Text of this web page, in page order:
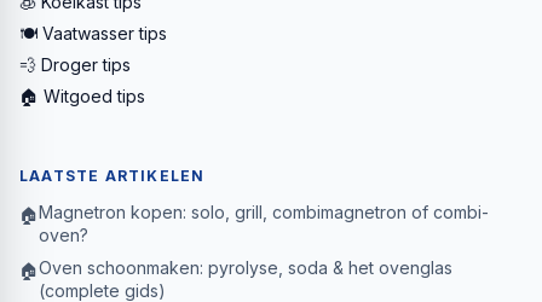
🍽️ Vaatwasser tips
💨 Droger tips
🏠 Witgoed tips
LAATSTE ARTIKELEN
🏠Magnetron kopen: solo, grill, combimagnetron of combi-
oven?
🏠Oven schoonmaken: pyrolyse, soda & het ovenglas
(complete gids)